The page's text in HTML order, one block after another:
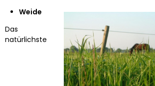
Weide
Das
natürlichste